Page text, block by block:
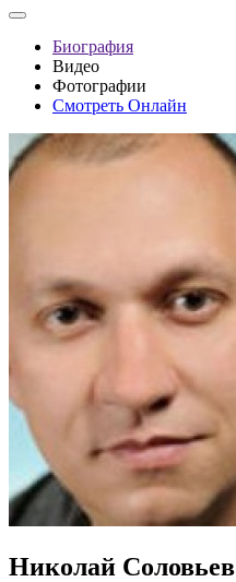
Биография
Видео
Фотографии
Смотреть Онлайн
Николай Соловьев